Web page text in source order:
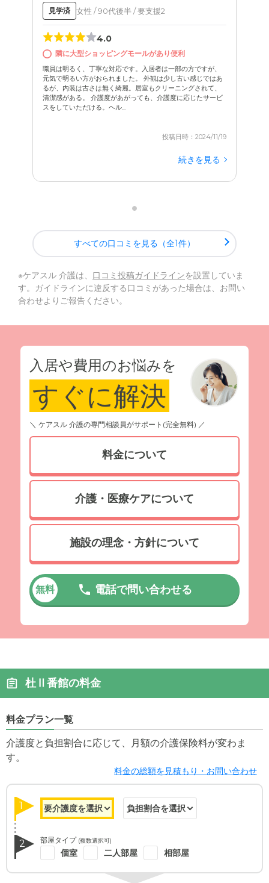
見学済 女性 / 90代後半 / 要支援2
4.0
隣に大型ショッピングモールがあり便利
職員は明るく、丁寧な対応です。入居者は一部の方ですが、
元気で明るい方がおられました。 外観は少し古い感じではあ
るが、内装は古さは無く綺麗。居室もクリーニングされて、
清潔感がある。 介護度があがっても、介護度に応じたサービ
スをしていただける。ヘル...
投稿日時：2024/11/19
続きを見る
すべての口コミを見る（全1件）
※ケアスル 介護は、 口コミ投稿ガイドラインを設置していま
す。ガイドラインに違反する口コミがあった場合は、お問い
合わせよりご報告ください。
入居や費用のお悩みを
すぐに解決
＼ ケアスル 介護の専門相談員がサポート(完全無料) ／
料金について
介護・医療ケアについて
施設の理念・方針について
無料 電話で問い合わせる
杜Ⅱ番館の料金
料金プラン一覧
介護度と負担割合に応じて、月額の介護保険料が変わま
す。
料金の総額を見積もり・お問い合わせ
1
2 部屋タイプ (複数選択可)
個室 二人部屋 相部屋